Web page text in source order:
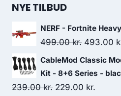
NYE TILBUD
NERF - Fortnite
499.00kr. Original
price
was:
499.00
493.00
CableMod Classic
Kit - 8+6 Series -
239.00kr. Original
229.00 kr.